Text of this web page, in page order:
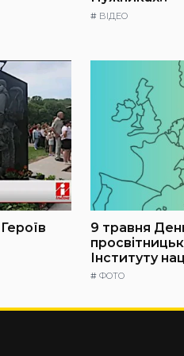
# ВІДЕО
9 травня
Інституту
# ФОТО